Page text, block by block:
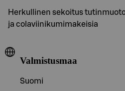
Herkullinen sekoitus
ja colaviinikumimakeisia
Valmistusmaa
Suomi